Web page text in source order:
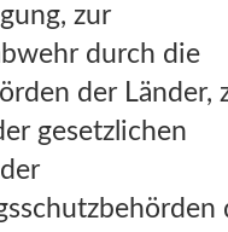
zur
durch die
der Länder,
gesetzlichen